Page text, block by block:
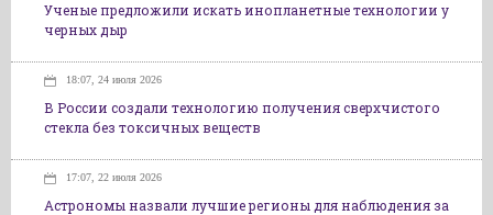
Ученые предложили искать инопланетные технологии у
черных дыр
18:07, 24 июля 2026
В России создали технологию получения сверхчистого
стекла без токсичных веществ
17:07, 22 июля 2026
Астрономы назвали лучшие регионы для наблюдения за